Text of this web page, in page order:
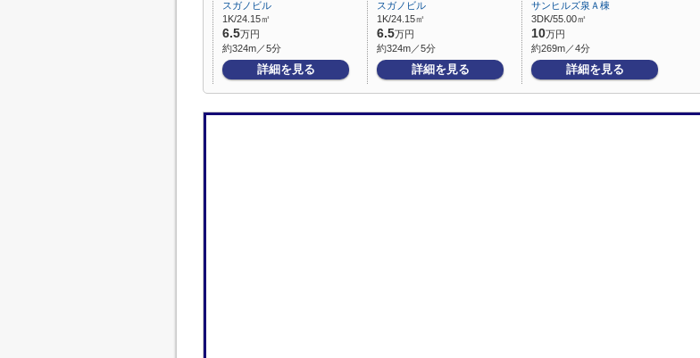
スガノビル
1K/24.15㎡
6.5万円
約324m／5分
詳細を見る
スガノビル
1K/24.15㎡
6.5万円
約324m／5分
詳細を見る
サンヒルズ泉Ａ棟
3DK/55.00㎡
10万円
約269m／4分
詳細を見る